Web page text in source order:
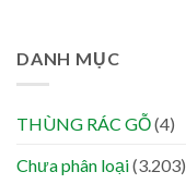
DANH MỤC
THÙNG RÁC GỖ(4)
Chưa phân loại(3.203)